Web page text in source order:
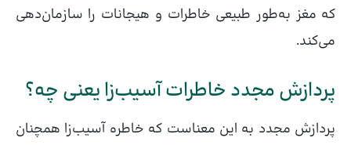
که مغز به‌طور طبیعی خاطرات و هیجانات را سازمان‌دهی
می‌کند.
پردازش مجدد خاطرات آسیب‌زا یعنی چه؟
پردازش مجدد به این معناست که خاطره آسیب‌زا همچنان